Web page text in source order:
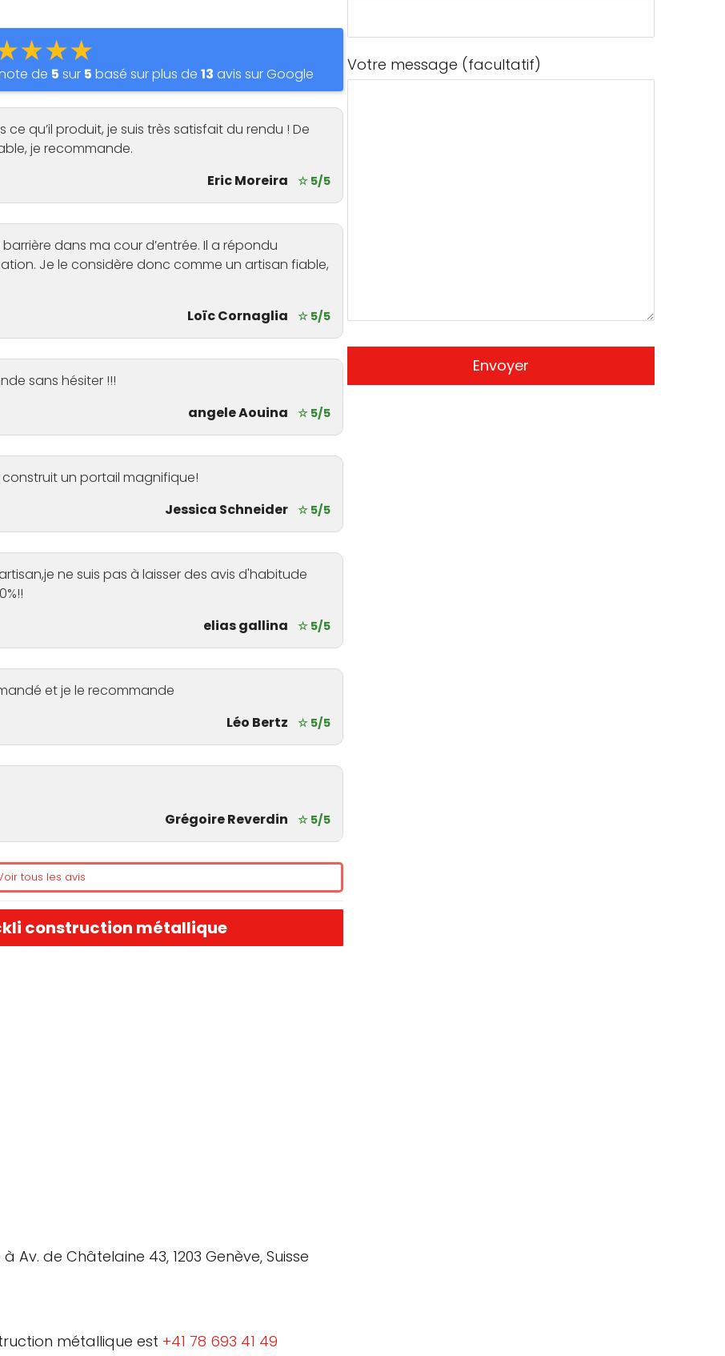
de 5 sur 5 basé sur plus de13 avis sur Google
qu’il produit, je suis très satisfait du rendu ! De
je recommande.
Eric Moreira
☆ 5/5
dans ma cour d’entrée. Il a répondu
Je le considère donc comme un artisan fiable,
Loïc Cornaglia
☆ 5/5
sans hésiter !!!
angele Aouina
☆ 5/5
construit un portail magnifique!
Jessica Schneider
☆ 5/5
ne suis pas à laisser des avis d'habitude
elias gallina
☆ 5/5
et je le recommande
Léo Bertz
☆ 5/5
Grégoire Reverdin
☆ 5/5
tous les avis
construction métallique
de Châtelaine 43, 1203 Genève, Suisse
métallique est +41 78 693 41 49
Votre message (facultatif)